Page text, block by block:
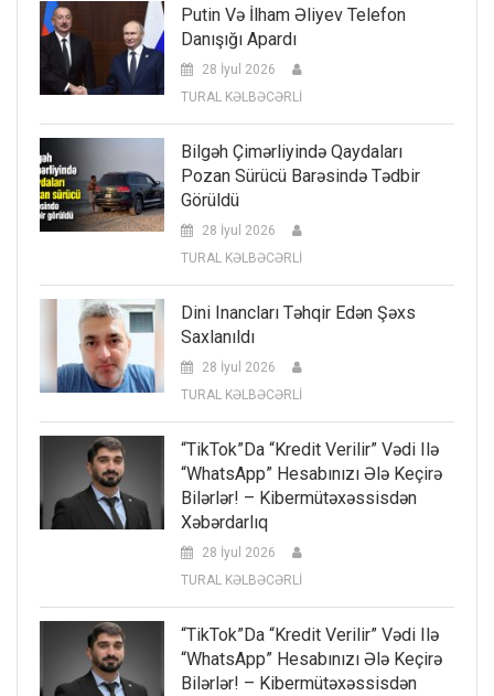
Putin Və İlham Əliyev Telefon
Danışığı Apardı
28 İyul 2026
TURAL KƏLBƏCƏRLİ
Bilgəh Çimərliyində Qaydaları
Pozan Sürücü Barəsində Tədbir
Görüldü
28 İyul 2026
TURAL KƏLBƏCƏRLİ
Dini Inancları Təhqir Edən Şəxs
Saxlanıldı
28 İyul 2026
TURAL KƏLBƏCƏRLİ
“TikTok”da “kredit Verilir” Vədi Ilə
“WhatsApp” Hesabınızı Ələ Keçirə
Bilərlər! – Kibermütəxəssisdən
Xəbərdarlıq
28 İyul 2026
TURAL KƏLBƏCƏRLİ
“TikTok”da “kredit Verilir” Vədi Ilə
“WhatsApp” Hesabınızı Ələ Keçirə
Bilərlər! – Kibermütəxəssisdən